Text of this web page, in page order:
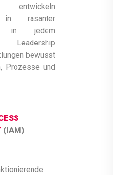
entwickeln
in rasanter
in jedem
Leadership
bewusst
Prozesse und
(IAM)